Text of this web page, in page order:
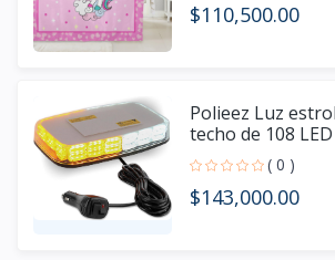
$110,500.00
Polieez Luz
techo de 108
camiones,( 0 )
$143,000.00